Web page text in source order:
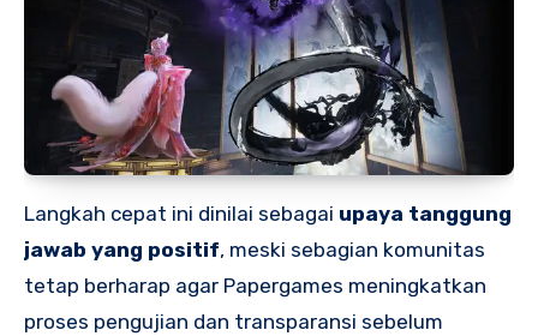
Langkah cepat ini dinilai sebagai upaya tanggung
jawab yang positif, meski sebagian komunitas
tetap berharap agar Papergames meningkatkan
proses pengujian dan transparansi sebelum